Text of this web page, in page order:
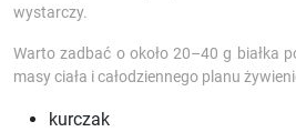
wystarczy.
Warto zadbać o około 20–40 g białka
masy ciała i całodziennego planu
kurczak